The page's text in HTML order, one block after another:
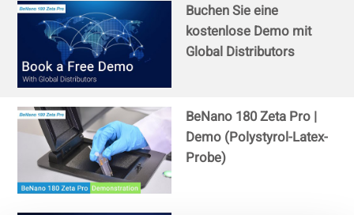
Buchen Sie eine
kostenlose Demo mit
Global Distributors
BeNano 180 Zeta Pro |
Demo (Polystyrol-Latex-
Probe)